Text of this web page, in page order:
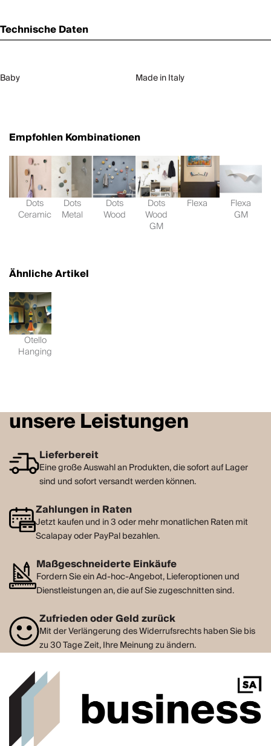
Technische Daten
Baby Made in Italy
Empfohlen Kombinationen
Dots
Ceramic
Dots
Metal
Dots
Wood
Dots
Wood
GM
Flexa Flexa
GM
Ähnliche Artikel
Otello
Hanging
unsere Leistungen
Lieferbereit
Eine große Auswahl an Produkten, die sofort auf Lager
sind und sofort versandt werden können.
Zahlungen in Raten
Jetzt kaufen und in 3 oder mehr monatlichen Raten mit
Scalapay oder PayPal bezahlen.
Maßgeschneiderte Einkäufe
Fordern Sie ein Ad-hoc-Angebot, Lieferoptionen und
Dienstleistungen an, die auf Sie zugeschnitten sind.
Zufrieden oder Geld zurück
Mit der Verlängerung des Widerrufsrechts haben Sie bis
zu 30 Tage Zeit, Ihre Meinung zu ändern.